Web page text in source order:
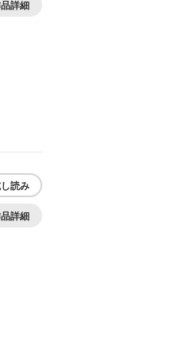
詳細
読み
詳細